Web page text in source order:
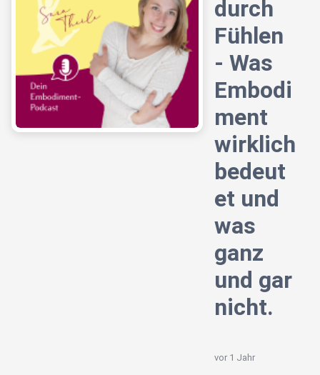
durch
Fühlen
- Was
Embodi
ment
wirklich
bedeut
et und
was
ganz
und gar
nicht.
vor 1 Jahr